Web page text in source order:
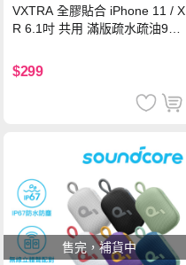
VXTRA 全膠貼合 iPhone 11 / X
R 6.1吋 共用 滿版疏水疏油9H
$299
售完，補貨中